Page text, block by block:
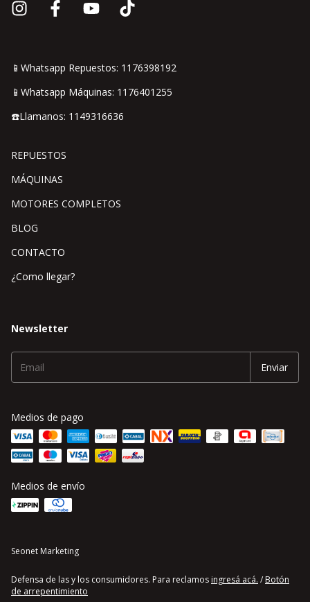
📱Whatsapp Repuestos: 1176398192
📱Whatsapp Máquinas: 1176401255
☎️Llamanos: 1149316636
REPUESTOS
MÁQUINAS
MOTORES COMPLETOS
BLOG
CONTACTO
¿Como llegar?
Newsletter
Medios de pago
Medios de envío
Seonet Marketing
Defensa de las y los consumidores. Para reclamos ingresá acá. / Botón
de arrepentimiento